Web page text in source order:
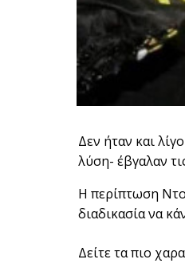
Δεν ήταν και
λύση- έβγαλαν
Η περίπτωση
διαδικασία να
Δείτε τα πιο